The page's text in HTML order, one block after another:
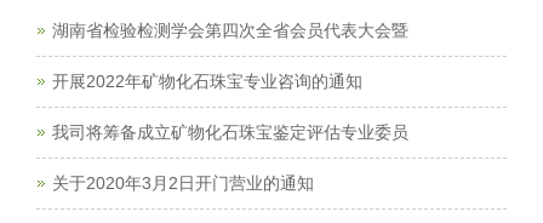
湖南省检验检测学会第四次全省会员代表大会暨
开展2022年矿物化石珠宝专业咨询的通知
我司将筹备成立矿物化石珠宝鉴定评估专业委员
关于2020年3月2日开门营业的通知